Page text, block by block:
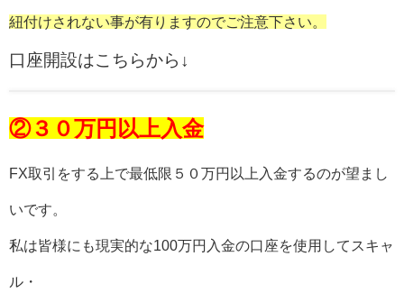
紐付けされない事が有りますのでご注意下さい。
口座開設はこちらから↓
②３０万円以上入金
FX取引をする上で最低限５０万円以上入金するのが望まし
いです。
私は皆様にも現実的な100万円入金の口座を使用してスキャ
ル・